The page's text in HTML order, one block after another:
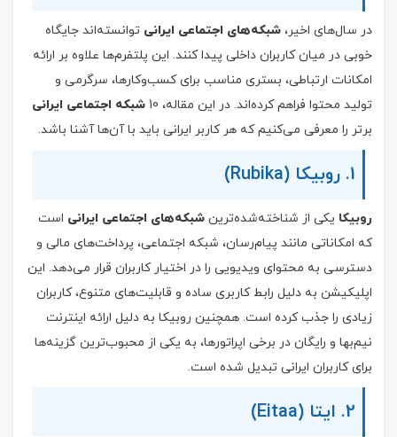
در سال‌های اخیر، شبکه‌های اجتماعی ایرانی توانسته‌اند جایگاه
خوبی در میان کاربران داخلی پیدا کنند. این پلتفرم‌ها علاوه بر ارائه
امکانات ارتباطی، بستری مناسب برای کسب‌وکارها، سرگرمی و
تولید محتوا فراهم کرده‌اند. در این مقاله، 10
شبکه اجتماعی ایرانی
برتر را معرفی می‌کنیم که هر کاربر ایرانی باید با آن‌ها آشنا باشد.
1. روبیکا (Rubika)
روبیکا یکی از شناخته‌شده‌ترین شبکه‌های اجتماعی ایرانی است
که امکاناتی مانند پیام‌رسان، شبکه اجتماعی، پرداخت‌های مالی و
دسترسی به محتوای ویدیویی را در اختیار کاربران قرار می‌دهد. این
اپلیکیشن به دلیل رابط کاربری ساده و قابلیت‌های متنوع، کاربران
زیادی را جذب کرده است. همچنین روبیکا به دلیل ارائه اینترنت
نیم‌بها و رایگان در برخی اپراتورها، به یکی از محبوب‌ترین گزینه‌ها
برای کاربران ایرانی تبدیل شده است.
2. ایتا (Eitaa)